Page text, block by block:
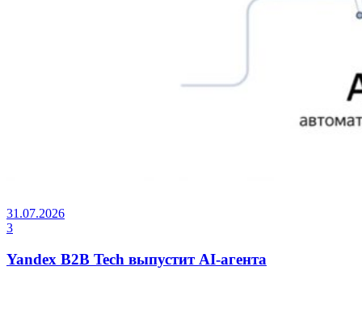
31.07.2026
3
Yandex B2B Tech выпустит AI-агента